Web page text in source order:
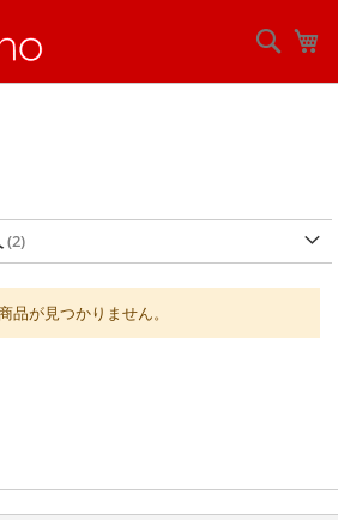
検
索
品が見つかりません。